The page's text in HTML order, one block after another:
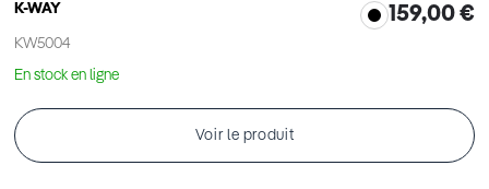
K-WAY
KW5004
159,00 €
En stock en ligne
Voir le produit